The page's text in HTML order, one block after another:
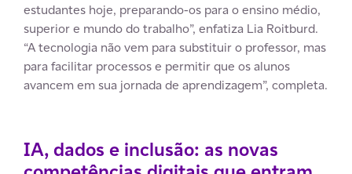
estudantes hoje, preparando-os para o ensino médio,
superior e mundo do trabalho”, enfatiza Lia Roitburd.
“A tecnologia não vem para substituir o professor, mas
para facilitar processos e permitir que os alunos
avancem em sua jornada de aprendizagem”, completa.
IA, dados e inclusão: as novas